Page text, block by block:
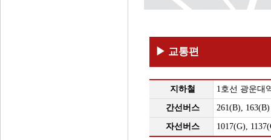
▶ 교통편
지하철 1호선 광운대
간선버스 261(B), 163(B)
자선버스 1017(G),